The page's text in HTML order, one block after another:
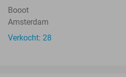
Booot
Amsterdam
Verkocht: 28